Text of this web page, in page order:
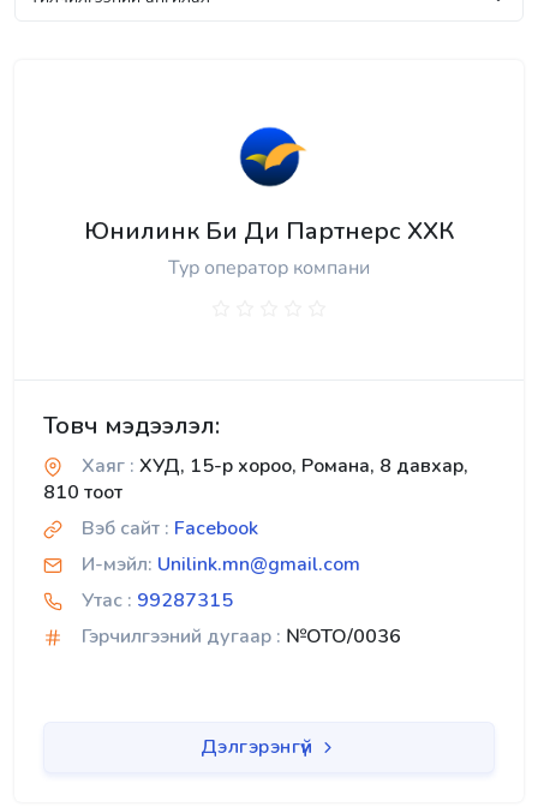
Юнилинк Би Ди Партнерс ХХК
Тур оператор компани
Товч мэдээлэл:
Хаяг : ХУД, 15-р хороо, Романа, 8 давхар,
810 тоот
Вэб сайт : Facebook
И-мэйл: Unilink.mn@gmail.com
Утас : 99287315
Гэрчилгээний дугаар : №OTO/0036
Дэлгэрэнгүй